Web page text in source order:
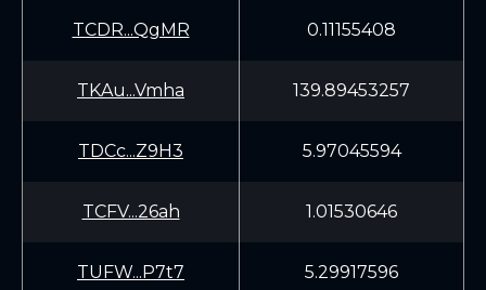
TCDR...QgMR 0.11155408
TKAu...Vmha 139.89453257
TDCc...Z9H3 5.97045594
TCFV...26ah 1.01530646
TUFW...P7t7 5.29917596